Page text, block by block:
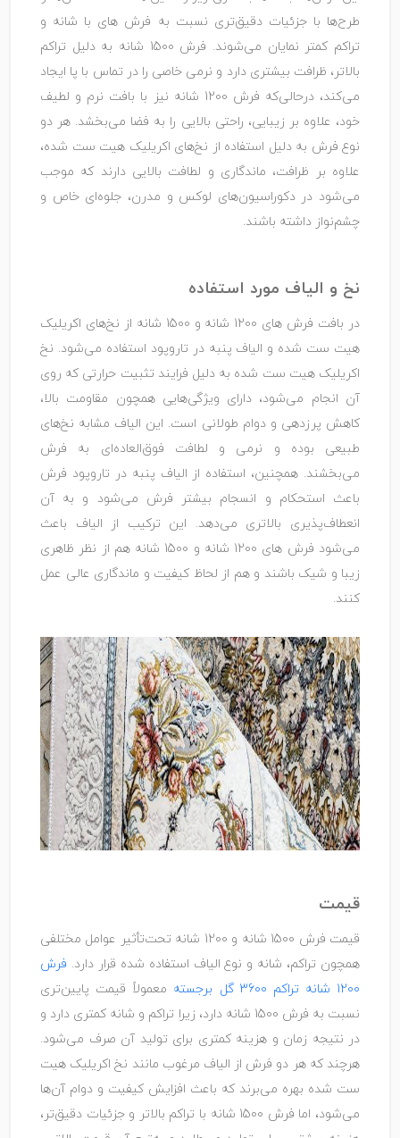
طرح‌ها با جزئیات دقیق‌تری نسبت به فرش‌ های با شانه و
تراکم کمتر نمایان می‌شوند. فرش 1500 شانه به دلیل تراکم
بالاتر، ظرافت بیشتری دارد و نرمی خاصی را در تماس با پا ایجاد
می‌کند، درحالی‌که فرش 1200 شانه نیز با بافت نرم و لطیف
خود، علاوه بر زیبایی، راحتی بالایی را به فضا می‌بخشد. هر دو
نوع فرش به دلیل استفاده از نخ‌های اکریلیک هیت ‌ست شده،
علاوه بر ظرافت، ماندگاری و لطافت بالایی دارند که موجب
می‌شود در دکوراسیون‌های لوکس و مدرن، جلوه‌ای خاص و
چشم‌نواز داشته باشند.
نخ و الیاف مورد استفاده
در بافت فرش‌ های 1200 شانه و 1500 شانه از نخ‌های اکریلیک
هیت‌ ست شده و الیاف پنبه در تاروپود استفاده می‌شود. نخ
اکریلیک هیت‌ ست شده به دلیل فرایند تثبیت حرارتی که روی
آن انجام می‌شود، دارای ویژگی‌هایی همچون مقاومت بالا،
کاهش پرزدهی و دوام طولانی است. این الیاف مشابه نخ‌های
طبیعی بوده و نرمی و لطافت فوق‌العاده‌ای به فرش
می‌بخشند. همچنین، استفاده از الیاف پنبه در تاروپود فرش
باعث استحکام و انسجام بیشتر فرش می‌شود و به آن
انعطاف‌پذیری بالاتری می‌دهد. این ترکیب از الیاف باعث
می‌شود فرش‌ های 1200 شانه و 1500 شانه هم از نظر ظاهری
زیبا و شیک باشند و هم از لحاظ کیفیت و ماندگاری عالی عمل
کنند.
قیمت
قیمت فرش 1500 شانه و 1200 شانه تحت‌تأثیر عوامل مختلفی
همچون تراکم، شانه و نوع الیاف استفاده شده قرار دارد. فرش
1200 شانه تراکم 3600 گل برجسته
معمولاً قیمت پایین‌تری
نسبت به فرش 1500 شانه دارد، زیرا تراکم و شانه کمتری دارد و
در نتیجه زمان و هزینه کمتری برای تولید آن صرف می‌شود.
هرچند که هر دو فرش از الیاف مرغوب مانند نخ اکریلیک هیت
‌ست شده بهره می‌برند که باعث افزایش کیفیت و دوام آن‌ها
می‌شود، اما فرش 1500 شانه با تراکم بالاتر و جزئیات دقیق‌تر،